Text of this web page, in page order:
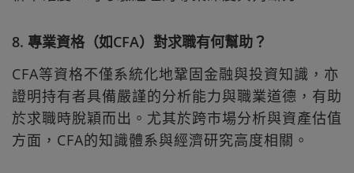
8. 專業資格（如CFA）對求職有何幫助？
CFA等資格不僅系統化地鞏固金融與投資知識，亦
證明持有者具備嚴謹的分析能力與職業道德，有助
於求職時脫穎而出。尤其於跨市場分析與資產估值
方面，CFA的知識體系與經濟研究高度相關。